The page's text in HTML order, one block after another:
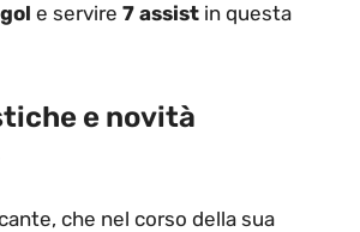
e servire 7 assist in questa
e novità
che nel corso della sua